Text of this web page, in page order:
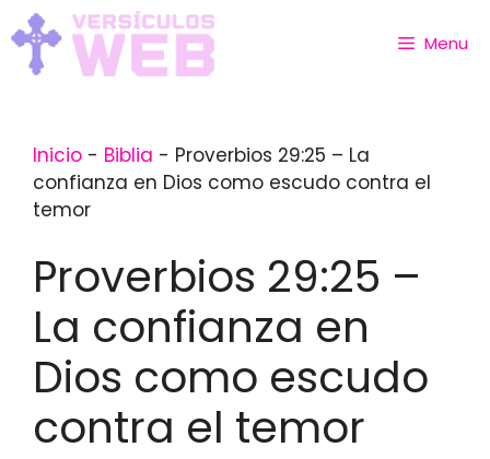
Skip
to
content
Menu
Inicio - Biblia - Proverbios 29:25 – La
confianza en Dios como escudo contra el
temor
Proverbios 29:25 –
La confianza en
Dios como escudo
contra el temor